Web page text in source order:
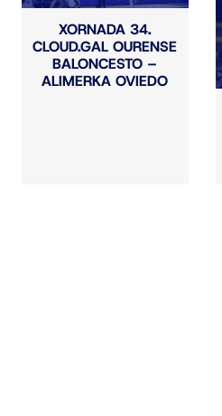
XORNADA 34.
CLOUD.GAL OURENSE
BALONCESTO –
ALIMERKA OVIEDO